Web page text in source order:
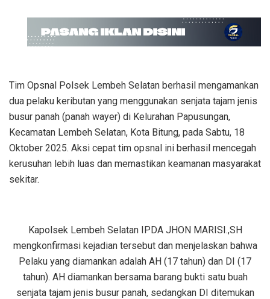
Tim Opsnal Polsek Lembeh Selatan berhasil mengamankan
dua pelaku keributan yang menggunakan senjata tajam jenis
busur panah (panah wayer) di Kelurahan Papusungan,
Kecamatan Lembeh Selatan, Kota Bitung, pada Sabtu, 18
Oktober 2025. Aksi cepat tim opsnal ini berhasil mencegah
kerusuhan lebih luas dan memastikan keamanan masyarakat
sekitar.
Kapolsek Lembeh Selatan IPDA JHON MARISI.,SH
mengkonfirmasi kejadian tersebut dan menjelaskan bahwa
Pelaku yang diamankan adalah AH (17 tahun) dan DI (17
tahun). AH diamankan bersama barang bukti satu buah
senjata tajam jenis busur panah, sedangkan DI ditemukan